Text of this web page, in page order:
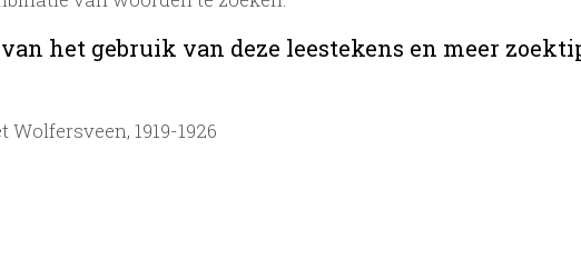
het gebruik van deze leestekens en meer
1919-1926